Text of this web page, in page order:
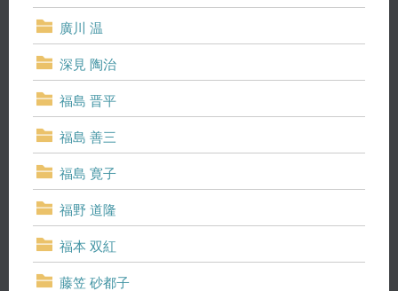
廣川 温
深見 陶治
福島 晋平
福島 善三
福島 寛子
福野 道隆
福本 双紅
藤笠 砂都子